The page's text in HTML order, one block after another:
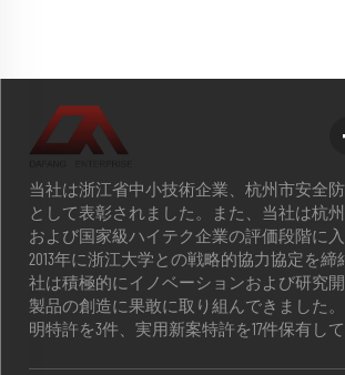
当社は浙江省中小技術企業、杭州市安全防
として表彰されました。また、当社は杭
および国家級ハイテク企業の評価段階に入
2013年に浙江大学との戦略的協力協定を締
社は積極的にイノベーションおよび研究
製品の創造に果敢に取り組んできました
明特許を3件、実用新案特許を17件保有して